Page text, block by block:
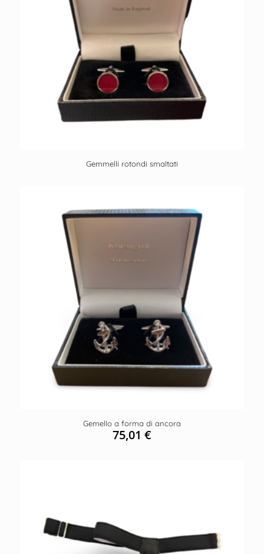
Gemmelli rotondi smaltati
Gemello a forma di ancora
75,01€